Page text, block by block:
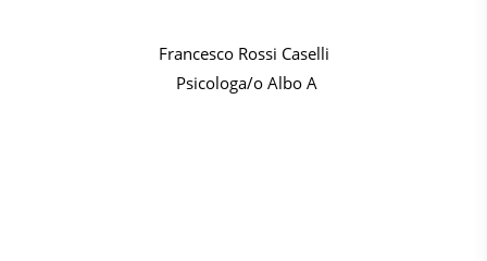
Francesco Rossi Caselli
Psicologa/o Albo A